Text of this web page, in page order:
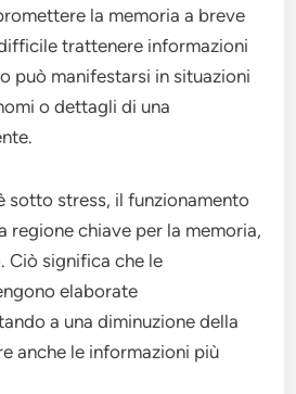
la memoria a breve
trattenere informazioni
può manifestarsi in situazioni
o dettagli di una
sotto stress, il funzionamento
regione chiave per la memoria,
Ciò significa che le
elaborate
a una diminuzione della
anche le informazioni più